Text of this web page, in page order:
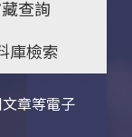
查詢
庫檢索
章等電子